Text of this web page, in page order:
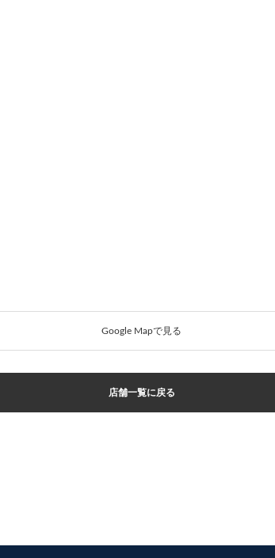
Google Mapで見る
店舗一覧に戻る